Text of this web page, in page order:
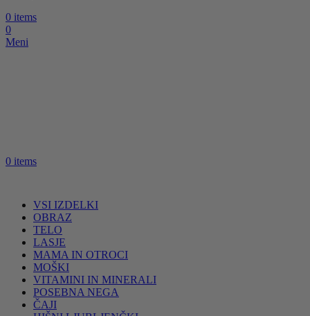
0 items
0
Meni
0 items
VSI IZDELKI
OBRAZ
TELO
LASJE
MAMA IN OTROCI
MOŠKI
VITAMINI IN MINERALI
POSEBNA NEGA
ČAJI